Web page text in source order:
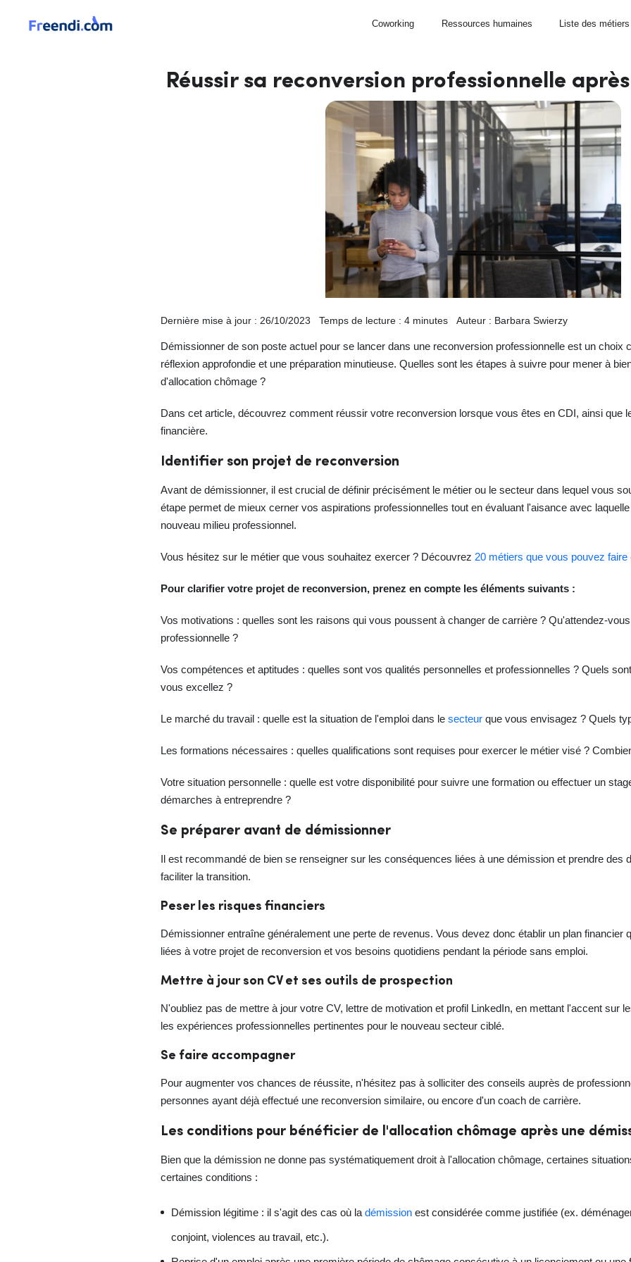
Coworking Ressources humaines Liste des métiers
Réussir sa reconversion professionnelle
Dernière mise à jour : 26/10/2023 Temps de lecture : 4 minutes Auteur : Barbara Swierzy
Démissionner de son poste actuel pour se lancer dans une reconversion professionnelle est un choix
réflexion approfondie et une préparation minutieuse. Quelles sont les étapes à suivre pour mener à
d'allocation chômage ?
Dans cet article, découvrez comment réussir votre reconversion lorsque vous êtes en CDI, ainsi que
financière.
Identifier son projet de reconversion
Avant de démissionner, il est crucial de définir précisément le métier ou le secteur dans lequel vous
étape permet de mieux cerner vos aspirations professionnelles tout en évaluant l'aisance avec
nouveau milieu professionnel.
Vous hésitez sur le métier que vous souhaitez exercer ? Découvrez 20 métiers que vous pouvez faire
Pour clarifier votre projet de reconversion, prenez en compte les éléments suivants :
Vos motivations : quelles sont les raisons qui vous poussent à changer de carrière ? Qu'attendez-
professionnelle ?
Vos compétences et aptitudes : quelles sont vos qualités personnelles et professionnelles ? Quels
vous excellez ?
Le marché du travail : quelle est la situation de l'emploi dans le secteur que vous envisagez ? Quels
Les formations nécessaires : quelles qualifications sont requises pour exercer le métier visé ?
Votre situation personnelle : quelle est votre disponibilité pour suivre une formation ou effectuer un
démarches à entreprendre ?
Se préparer avant de démissionner
Il est recommandé de bien se renseigner sur les conséquences liées à une démission et prendre des
faciliter la transition.
Peser les risques financiers
Démissionner entraîne généralement une perte de revenus. Vous devez donc établir un plan financier
liées à votre projet de reconversion et vos besoins quotidiens pendant la période sans emploi.
Mettre à jour son CV et ses outils de prospection
N'oubliez pas de mettre à jour votre CV, lettre de motivation et profil LinkedIn, en mettant l'accent sur
les expériences professionnelles pertinentes pour le nouveau secteur ciblé.
Se faire accompagner
Pour augmenter vos chances de réussite, n'hésitez pas à solliciter des conseils auprès de
personnes ayant déjà effectué une reconversion similaire, ou encore d'un coach de carrière.
Les conditions pour bénéficier de l'allocation chômage après une
Bien que la démission ne donne pas systématiquement droit à l'allocation chômage, certaines
certaines conditions :
Démission légitime : il s'agit des cas où la démission est considérée comme justifiée (ex.
conjoint, violences au travail, etc.).